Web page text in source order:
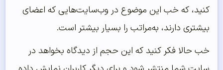
کنید، که خب این موضوع در وب‌سایت‌هایی که اعضای
بیشتری دارند، به‌مراتب را بسیار بیشتر است.
خب حالا فکر کنید که این حجم از دیدگاه بخواهد در